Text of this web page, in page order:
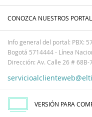
CONOZCA NUESTROS
Info general del portal: PBX:
Bogotá 5714444 - Línea
Dirección: Av. Calle 26 # 68B-
VERSIÓN PARA